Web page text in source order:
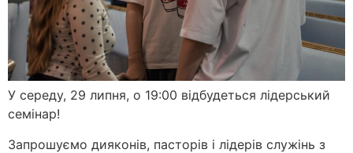
У середу, 29 липня, о 19:00 відбудеться лідерський
семінар!
Запрошуємо дияконів, пасторів і лідерів служінь з